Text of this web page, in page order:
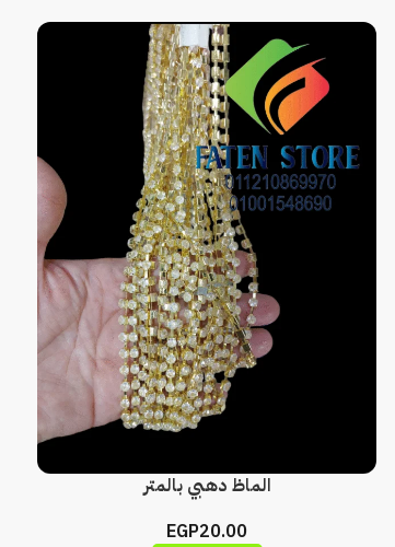
الماظ دهبي بالمتر
EGP20.00